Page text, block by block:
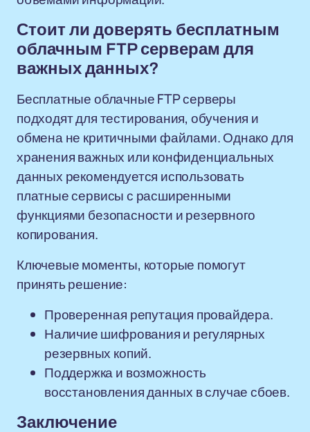
Стоит ли доверять бесплатным
облачным FTP серверам для
важных данных?
Бесплатные облачные FTP серверы
подходят для тестирования, обучения и
обмена не критичными файлами. Однако для
хранения важных или конфиденциальных
данных рекомендуется использовать
платные сервисы с расширенными
функциями безопасности и резервного
копирования.
Ключевые моменты, которые помогут
принять решение:
Проверенная репутация провайдера.
Наличие шифрования и регулярных
резервных копий.
Поддержка и возможность
восстановления данных в случае сбоев.
Заключение